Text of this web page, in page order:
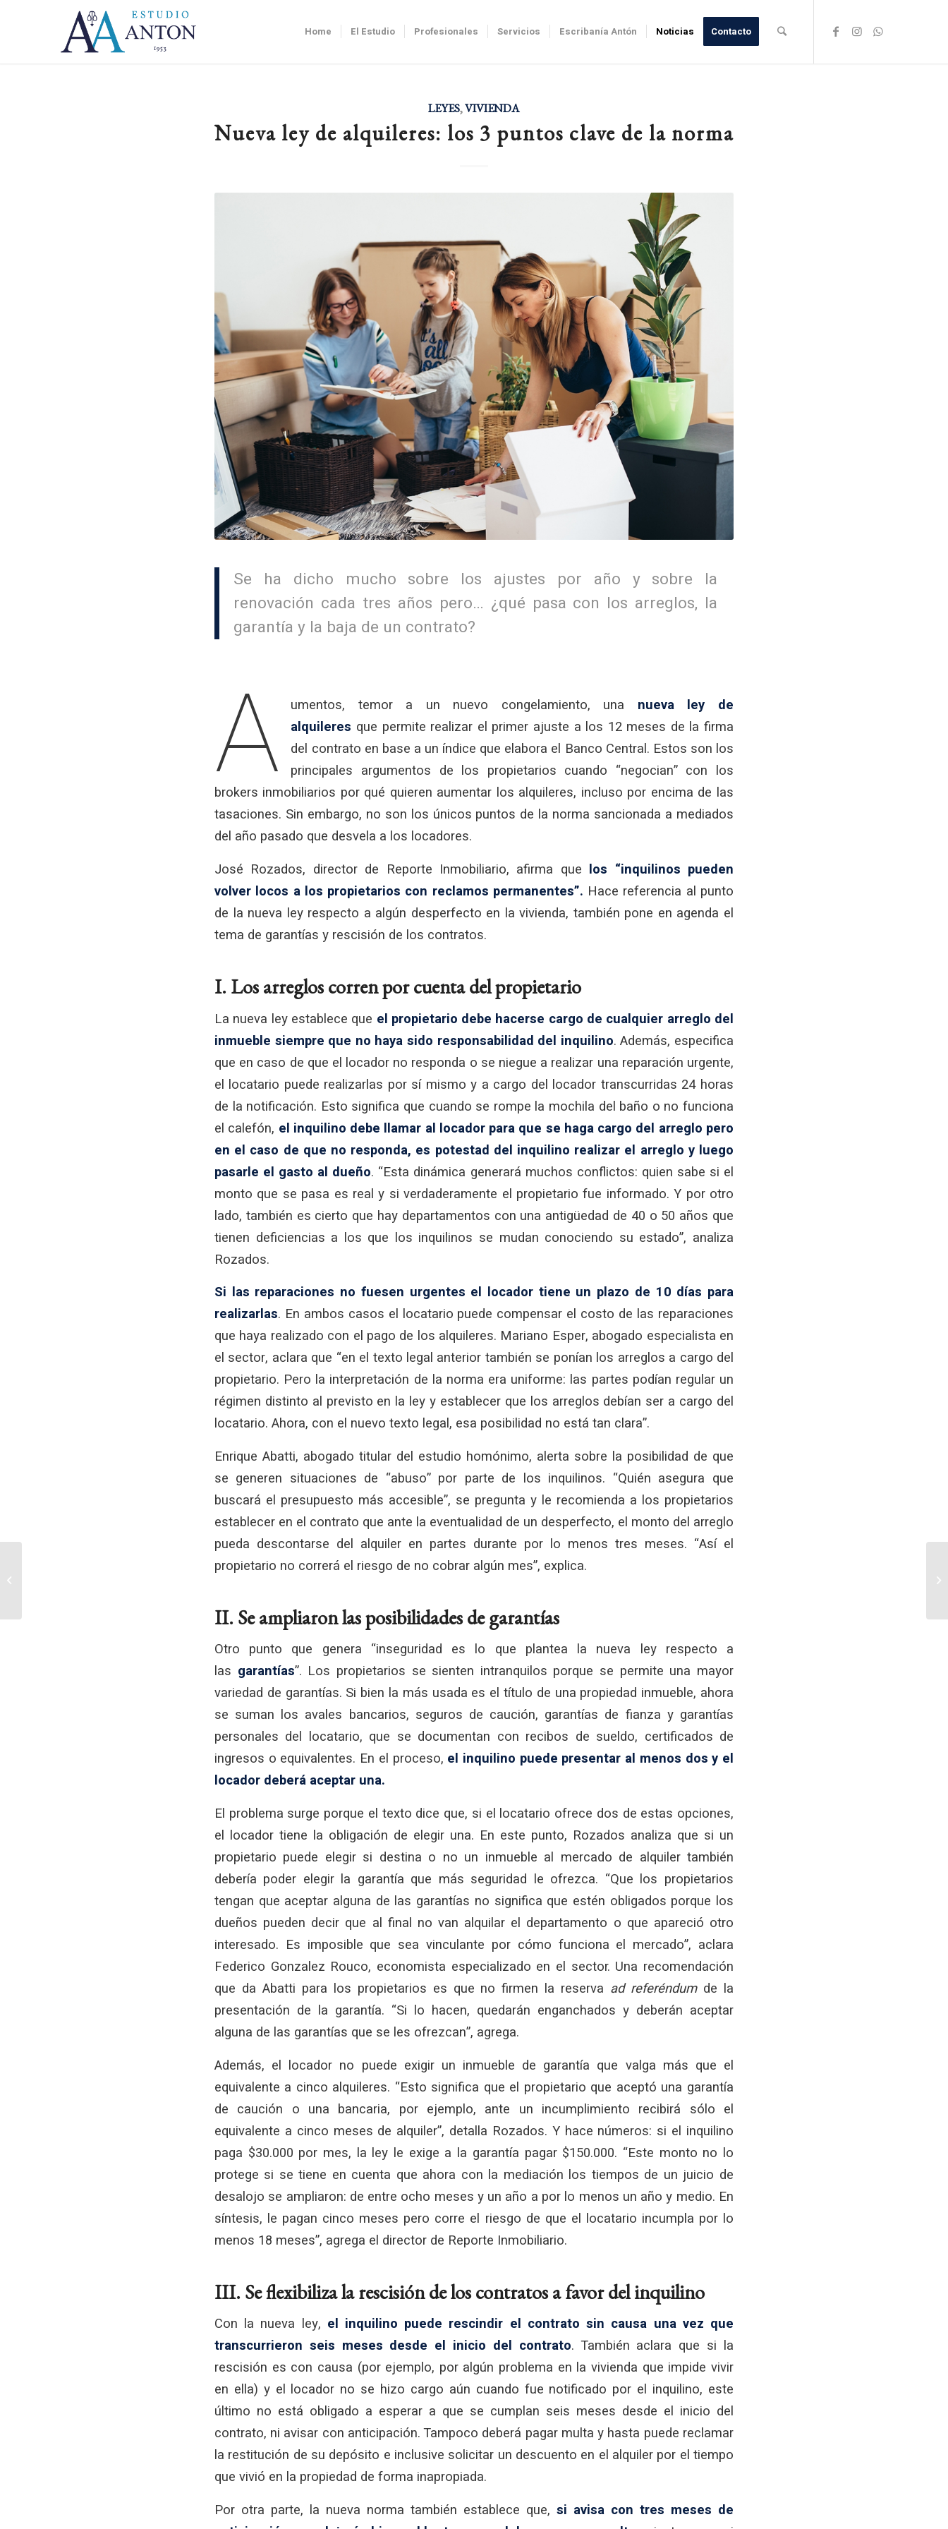
Home El Estudio Profesionales Servicios Escribanía Antón Noticias Contacto
LEYES,VIVIENDA
Nueva ley de alquileres: los 3 puntos clave de la norma
Se ha dicho mucho sobre los ajustes por año y sobre la
renovación cada tres años pero… ¿qué pasa con los arreglos, la
garantía y la baja de un contrato?
A umentos, temor a un nuevo congelamiento, una nueva ley de
alquileres que permite realizar el primer ajuste a los 12 meses de la firma
del contrato en base a un índice que elabora el Banco Central. Estos son los
principales argumentos de los propietarios cuando “negocian” con los
brokers inmobiliarios por qué quieren aumentar los alquileres, incluso por encima de las
tasaciones. Sin embargo, no son los únicos puntos de la norma sancionada a mediados
del año pasado que desvela a los locadores.
José Rozados, director de Reporte Inmobiliario, afirma que los “inquilinos pueden
volver locos a los propietarios con reclamos permanentes”. Hace referencia al punto
de la nueva ley respecto a algún desperfecto en la vivienda, también pone en agenda el
tema de garantías y rescisión de los contratos.
I. Los arreglos corren por cuenta del propietario
La nueva ley establece que el propietario debe hacerse cargo de cualquier arreglo del
inmueble siempre que no haya sido responsabilidad del inquilino. Además, especifica
que en caso de que el locador no responda o se niegue a realizar una reparación urgente,
el locatario puede realizarlas por sí mismo y a cargo del locador transcurridas 24 horas
de la notificación. Esto significa que cuando se rompe la mochila del baño o no funciona
el calefón, el inquilino debe llamar al locador para que se haga cargo del arreglo pero
en el caso de que no responda, es potestad del inquilino realizar el arreglo y luego
pasarle el gasto al dueño. “Esta dinámica generará muchos conflictos: quien sabe si el
monto que se pasa es real y si verdaderamente el propietario fue informado. Y por otro
lado, también es cierto que hay departamentos con una antigüedad de 40 o 50 años que
tienen deficiencias a los que los inquilinos se mudan conociendo su estado”, analiza
Rozados.
Si las reparaciones no fuesen urgentes el locador tiene un plazo de 10 días para
realizarlas. En ambos casos el locatario puede compensar el costo de las reparaciones
que haya realizado con el pago de los alquileres. Mariano Esper, abogado especialista en
el sector, aclara que “en el texto legal anterior también se ponían los arreglos a cargo del
propietario. Pero la interpretación de la norma era uniforme: las partes podían regular un
régimen distinto al previsto en la ley y establecer que los arreglos debían ser a cargo del
locatario. Ahora, con el nuevo texto legal, esa posibilidad no está tan clara”.
Enrique Abatti, abogado titular del estudio homónimo, alerta sobre la posibilidad de que
se generen situaciones de “abuso” por parte de los inquilinos. “Quién asegura que
buscará el presupuesto más accesible”, se pregunta y le recomienda a los propietarios
establecer en el contrato que ante la eventualidad de un desperfecto, el monto del arreglo
pueda descontarse del alquiler en partes durante por lo menos tres meses. “Así el
propietario no correrá el riesgo de no cobrar algún mes”, explica.
II. Se ampliaron las posibilidades de garantías
Otro punto que genera “inseguridad es lo que plantea la nueva ley respecto a
las garantías”. Los propietarios se sienten intranquilos porque se permite una mayor
variedad de garantías. Si bien la más usada es el título de una propiedad inmueble, ahora
se suman los avales bancarios, seguros de caución, garantías de fianza y garantías
personales del locatario, que se documentan con recibos de sueldo, certificados de
ingresos o equivalentes. En el proceso, el inquilino puede presentar al menos dos y el
locador deberá aceptar una.
El problema surge porque el texto dice que, si el locatario ofrece dos de estas opciones,
el locador tiene la obligación de elegir una. En este punto, Rozados analiza que si un
propietario puede elegir si destina o no un inmueble al mercado de alquiler también
debería poder elegir la garantía que más seguridad le ofrezca. “Que los propietarios
tengan que aceptar alguna de las garantías no significa que estén obligados porque los
dueños pueden decir que al final no van alquilar el departamento o que apareció otro
interesado. Es imposible que sea vinculante por cómo funciona el mercado”, aclara
Federico Gonzalez Rouco, economista especializado en el sector. Una recomendación
que da Abatti para los propietarios es que no firmen la reserva ad referéndumde la
presentación de la garantía. “Si lo hacen, quedarán enganchados y deberán aceptar
alguna de las garantías que se les ofrezcan”, agrega.
Además, el locador no puede exigir un inmueble de garantía que valga más que el
equivalente a cinco alquileres. “Esto significa que el propietario que aceptó una garantía
de caución o una bancaria, por ejemplo, ante un incumplimiento recibirá sólo el
equivalente a cinco meses de alquiler”, detalla Rozados. Y hace números: si el inquilino
paga $30.000 por mes, la ley le exige a la garantía pagar $150.000. “Este monto no lo
protege si se tiene en cuenta que ahora con la mediación los tiempos de un juicio de
desalojo se ampliaron: de entre ocho meses y un año a por lo menos un año y medio. En
síntesis, le pagan cinco meses pero corre el riesgo de que el locatario incumpla por lo
menos 18 meses”, agrega el director de Reporte Inmobiliario.
III. Se flexibiliza la rescisión de los contratos a favor del inquilino
Con la nueva ley, el inquilino puede rescindir el contrato sin causa una vez que
transcurrieron seis meses desde el inicio del contrato. También aclara que si la
rescisión es con causa (por ejemplo, por algún problema en la vivienda que impide vivir
en ella) y el locador no se hizo cargo aún cuando fue notificado por el inquilino, este
último no está obligado a esperar a que se cumplan seis meses desde el inicio del
contrato, ni avisar con anticipación. Tampoco deberá pagar multa y hasta puede reclamar
la restitución de su depósito e inclusive solicitar un descuento en el alquiler por el tiempo
que vivió en la propiedad de forma inapropiada.
Por otra parte, la nueva norma también establece que, si avisa con tres meses de